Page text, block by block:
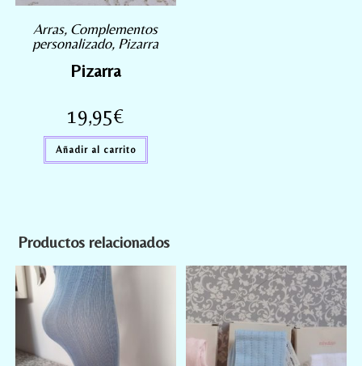
Arras, Complementos
personalizado, Pizarra
Pizarra
19,95€
Añadir al carrito
Productos relacionados